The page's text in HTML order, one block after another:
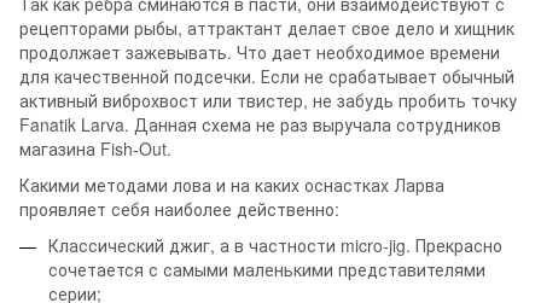
рецепторами рыбы, аттрактант делает свое дело и хищник
продолжает зажевывать. Что дает необходимое времени
для качественной подсечки. Если не срабатывает обычный
активный виброхвост или твистер, не забудь пробить точку
Fanatik Larva. Данная схема не раз выручала сотрудников
магазина Fish-Out.
Какими методами лова и на каких оснастках Ларва
проявляет себя наиболее действенно:
Классический джиг, а в частности micro-jig. Прекрасно
сочетается с самыми маленькими представителями
серии;